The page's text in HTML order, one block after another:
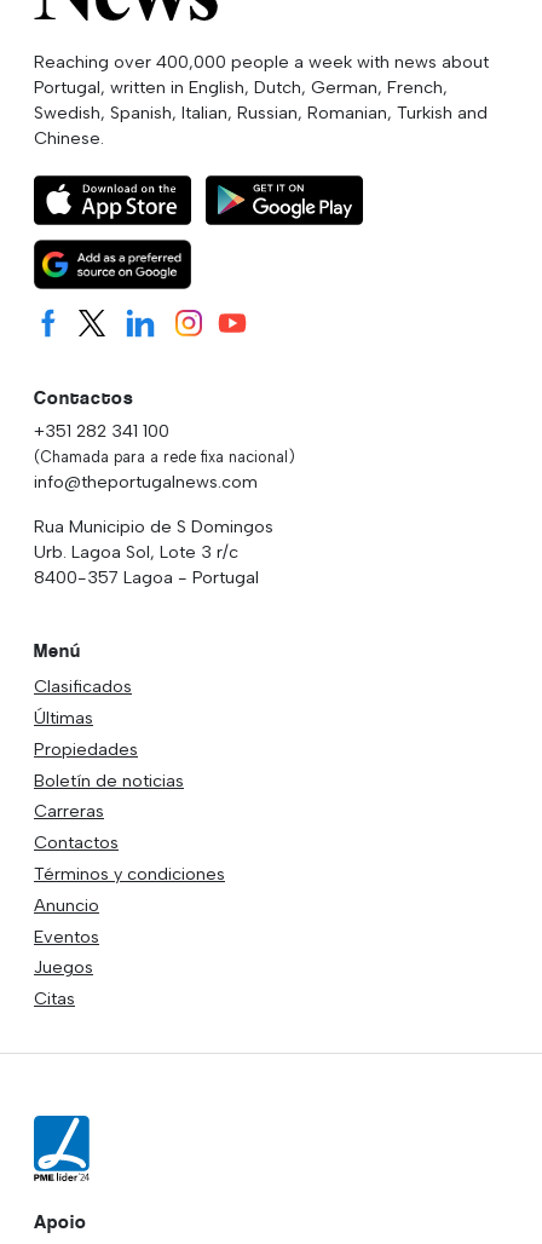
Reaching over 400,000 people a week with news about
Portugal, written in English, Dutch, German, French,
Swedish, Spanish, Italian, Russian, Romanian, Turkish and
Chinese.
Contactos
+351 282 341 100
(Chamada para a rede fixa nacional)
info@theportugalnews.com
Rua Municipio de S Domingos
Urb. Lagoa Sol, Lote 3 r/c
8400-357 Lagoa - Portugal
Menú
Clasificados
Últimas
Propiedades
Boletín de noticias
Carreras
Contactos
Términos y condiciones
Anuncio
Eventos
Juegos
Citas
Apoio